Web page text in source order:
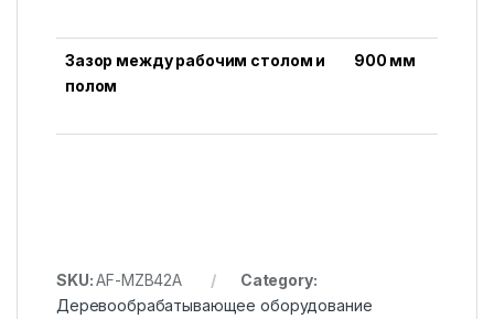
Зазор между рабочим столом и
полом
900 мм
SKU:AF-MZB42A
Category:
Деревообрабатывающее оборудование